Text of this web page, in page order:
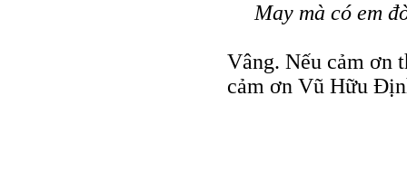
May mà có em
Vâng. Nếu cảm ơn
cảm ơn Vũ Hữu